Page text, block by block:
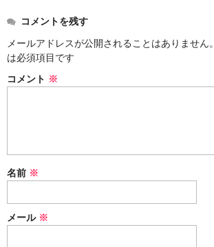
e
b
o
er
コメントを残す
メールアドレスが公開されることはありません。
は必須項目です
コメント ※
名前 ※
メール ※